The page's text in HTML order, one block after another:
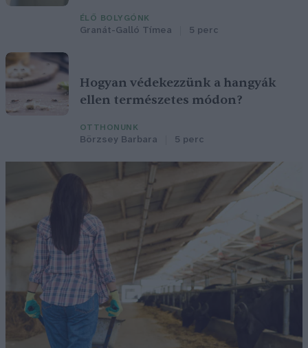
ÉLŐ BOLYGÓNK
Granát-Galló Tímea 5 perc
Hogyan védekezzünk a hangyák
ellen természetes módon?
OTTHONUNK
Börzsey Barbara 5 perc